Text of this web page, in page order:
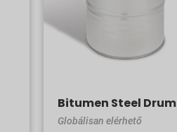
Bitumen Steel Drum
Globálisan elérhető